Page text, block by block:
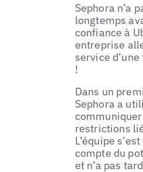
Sephora n’a
longtemps
confiance à
entreprise
service
!
Dans un
Sephora a
restrictions
L’équipe
compte du
et n’a pas